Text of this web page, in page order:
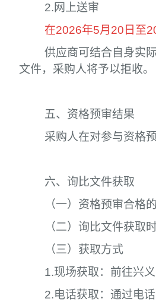
2.网上送审
在2026年5月20日至
供应商可结合自身实
文件，采购人将予以拒收。
五、资格预审结果
采购人在对参与资格
六、询比文件获取
（一）资格预审合格
（二）询比文件获取时
（三）获取方式
1.现场获取：前往兴
2.电话获取：通过电